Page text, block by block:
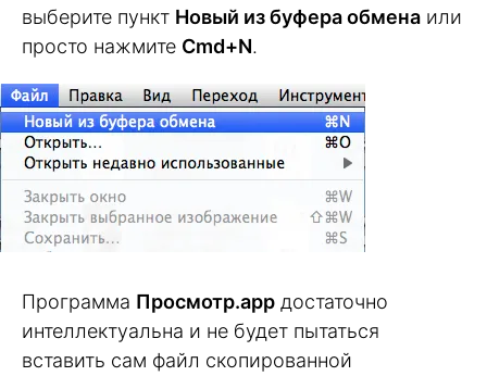
выберите пункт Новый из буфера обмена или
просто нажмите Cmd+N.
Программа Просмотр.app достаточно
интеллектуальна и не будет пытаться
вставить сам файл скопированной